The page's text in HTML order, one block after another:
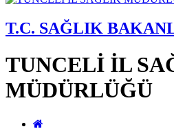
T.C. SAĞLIK
TUNCELİ İL
MÜDÜRLÜĞÜ